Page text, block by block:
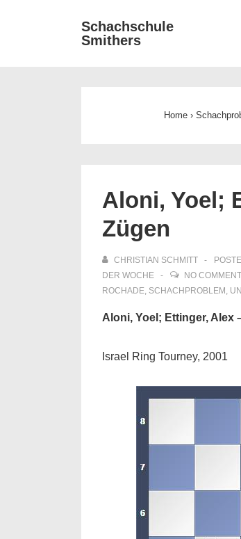
Schachschule
Smithers
Home ›
Aloni, Yoel;
Zügen
CHRISTIAN SCHMITT
DER WOCHE
NO
ROCHADE, SCHACHPROBLEM ,
Aloni, Yoel; Ettinger, Alex
Israel Ring Tourney, 2001